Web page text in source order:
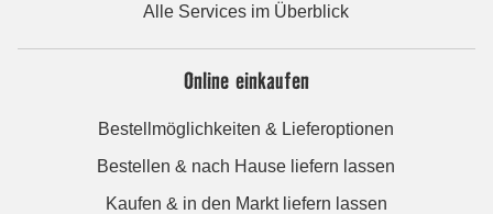
Alle Services im Überblick
Online einkaufen
Bestellmöglichkeiten & Lieferoptionen
Bestellen & nach Hause liefern lassen
Kaufen & in den Markt liefern lassen